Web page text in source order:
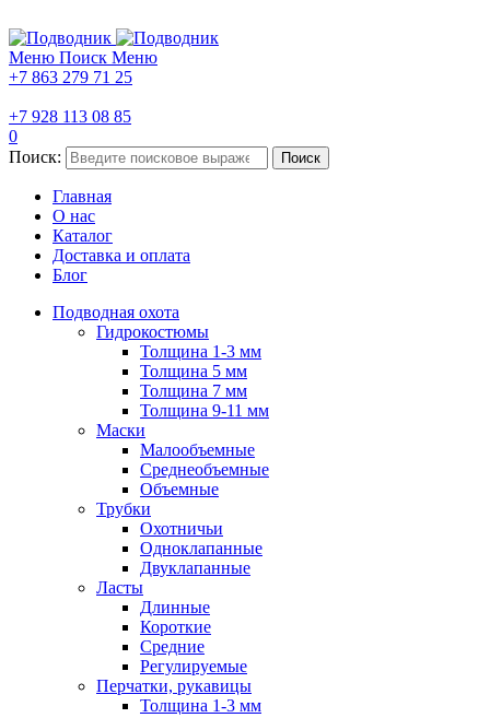
Меню Поиск Меню
+7 863 279 71 25
+7 928 113 08 85
0
Поиск:
Поиск
Главная
О нас
Каталог
Доставка и оплата
Блог
Подводная охота
Гидрокостюмы
Толщина 1-3 мм
Толщина 5 мм
Толщина 7 мм
Толщина 9-11 мм
Маски
Малообъемные
Среднеобъемные
Объемные
Трубки
Охотничьи
Одноклапанные
Двуклапанные
Ласты
Длинные
Короткие
Средние
Регулируемые
Перчатки, рукавицы
Толщина 1-3 мм